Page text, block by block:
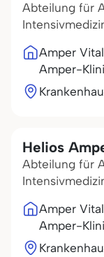
Abteilung für
Amper
Amper-
Helios
Abteilung für
Amper
Amper-